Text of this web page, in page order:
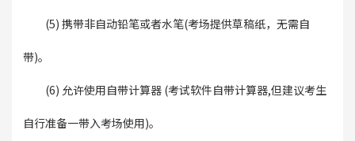
(5) 携带非自动铅笔或者水笔(考场提供草稿纸，无需自
带)。
(6) 允许使用自带计算器 (考试软件自带计算器,但建议考生
自行准备一带入考场使用)。